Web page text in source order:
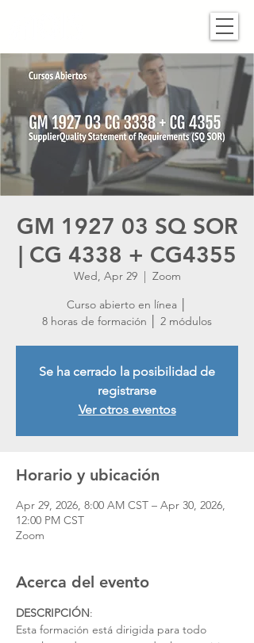
GM 1927 03 SQ SOR
| CG 4338 + CG4355
Wed, Apr 29
  |
Zoom
Curso abierto en línea │
8 horas de formación │ 2 módulos
Se ha cerrado la posibilidad de
registrarse
Ver otros eventos
Horario y ubicación
Apr 29, 2026, 8:00 AM CST – Apr 30, 2026,
12:00 PM CST
Zoom
Acerca del evento
DESCRIPCIÓN:
Esta formación está dirigida para todo